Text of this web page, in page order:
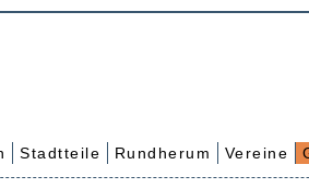
Stadtteile Rundherum Vereine